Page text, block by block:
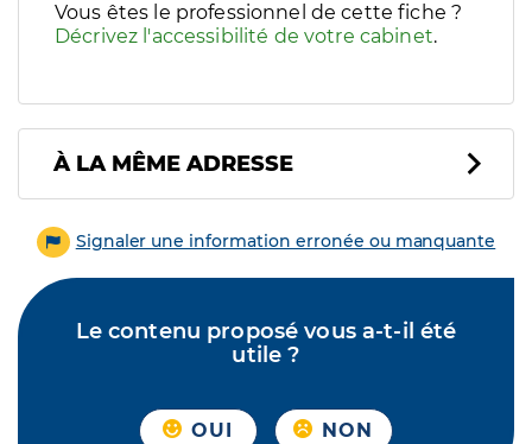
Vous êtes le professionnel de cette fiche ?
Décrivez l'accessibilité de votre cabinet.
À LA MÊME ADRESSE
Signaler une information erronée ou manquante
Le contenu proposé vous a-t-il été
utile ?
OUI NON